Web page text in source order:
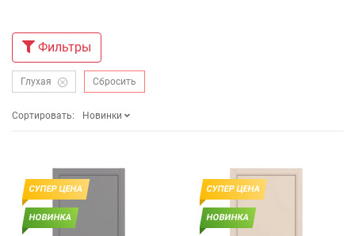
Фильтры
Глухая Сбросить
Сортировать: Новинки
СУПЕР ЦЕНА
НОВИНКА
СУПЕР ЦЕНА
НОВИНКА